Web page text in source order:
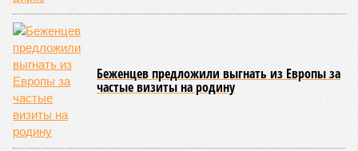
Беженцев предложили выгнать из Европы за
частые визиты на родину